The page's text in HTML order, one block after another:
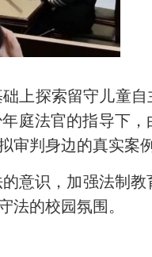
探索留守儿童自
庭法官的指导下
判身边的真实案
意识，加强法制教
法的校园氛围。